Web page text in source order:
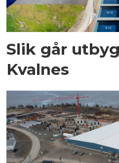
Slik går
Kvalnes